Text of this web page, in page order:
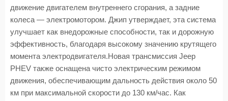
движение двигателем внутреннего сгорания, а задние
колеса — электромотором. Джип утверждает, эта система
улучшает как внедорожные способности, так и дорожную
эффективность, благодаря высокому значению крутящего
момента электродвигателя.Новая трансмиссия Jeep
PHEV также оснащена чисто электрическим режимом
движения, обеспечивающим дальность действия около 50
км при максимальной скорости до 130 км/час. Как